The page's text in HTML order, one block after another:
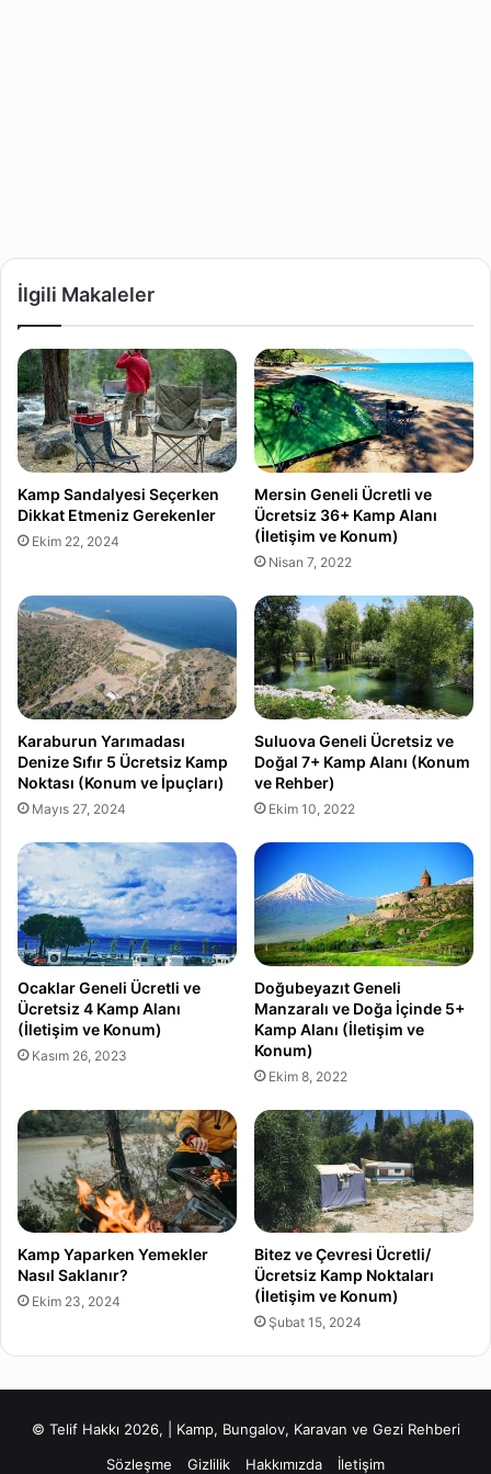
İlgili Makaleler
Kamp Sandalyesi Seçerken
Dikkat Etmeniz Gerekenler
Ekim 22, 2024
Mersin Geneli Ücretli ve
Ücretsiz 36+ Kamp Alanı
(İletişim ve Konum)
Nisan 7, 2022
Karaburun Yarımadası
Denize Sıfır 5 Ücretsiz Kamp
Noktası (Konum ve İpuçları)
Mayıs 27, 2024
Suluova Geneli Ücretsiz ve
Doğal 7+ Kamp Alanı (Konum
ve Rehber)
Ekim 10, 2022
Ocaklar Geneli Ücretli ve
Ücretsiz 4 Kamp Alanı
(İletişim ve Konum)
Kasım 26, 2023
Doğubeyazıt Geneli
Manzaralı ve Doğa İçinde 5+
Kamp Alanı (İletişim ve
Konum)
Ekim 8, 2022
Kamp Yaparken Yemekler
Nasıl Saklanır?
Ekim 23, 2024
Bitez ve Çevresi Ücretli/
Ücretsiz Kamp Noktaları
(İletişim ve Konum)
Şubat 15, 2024
© Telif Hakkı 2026, | Kamp, Bungalov, Karavan ve Gezi Rehberi
Sözleşme
Gizlilik Hakkımızda İletişim